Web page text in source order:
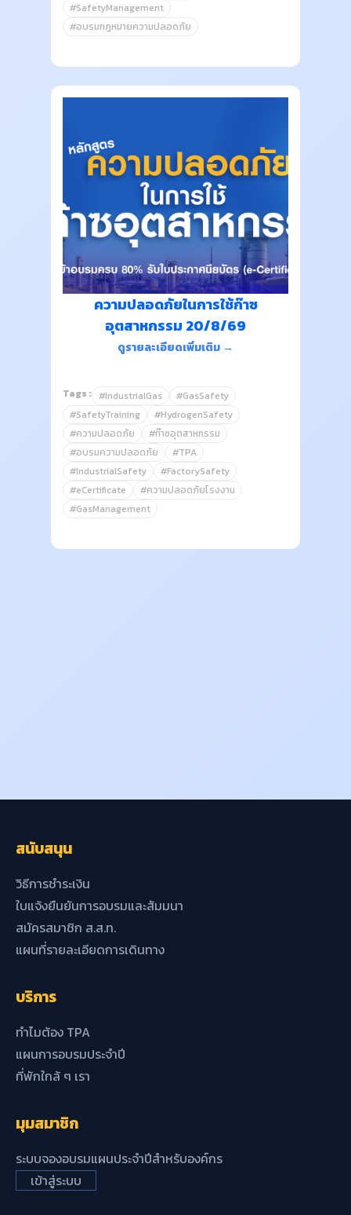
#SafetyManagement
#อบรมกฎหมายความปลอดภัย
ความปลอดภัยในการใช้ก๊าซ
อุตสาหกรรม 20/8/69
ดูรายละเอียดเพิ่มเติม →
Tags : #IndustrialGas
#GasSafety
#SafetyTraining
#HydrogenSafety
#ความปลอดภัย
#ก๊าซอุตสาหกรรม
#อบรมความปลอดภัย
#TPA
#IndustrialSafety
#FactorySafety
#eCertificate
#ความปลอดภัยโรงงาน
#GasManagement
สนับสนุน
วิธีการชำระเงิน
ใบแจ้งยืนยันการอบรมและสัมมนา
สมัครสมาชิก ส.ส.ท.
แผนที่รายละเอียดการเดินทาง
บริการ
ทำไมต้อง TPA
แผนการอบรมประจำปี
ที่พักใกล้ ๆ เรา
มุมสมาชิก
ระบบจองอบรมแผนประจำปีสำหรับองค์กร
เข้าสู่ระบบ